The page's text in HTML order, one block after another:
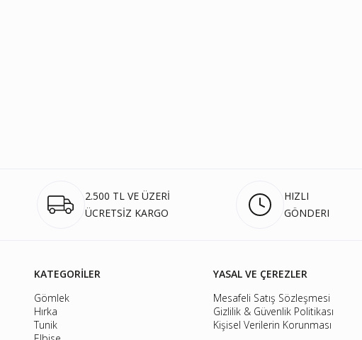
2.500 TL VE ÜZERİ
ÜCRETSİZ KARGO
HIZLI
GÖNDERI
KATEGORİLER
Gömlek
Hırka
Tunik
YASAL VE ÇEREZLER
Mesafeli Satış Sözleşmesi
Gizlilik & Güvenlik Politikası
Kişisel Verilerin Korunması